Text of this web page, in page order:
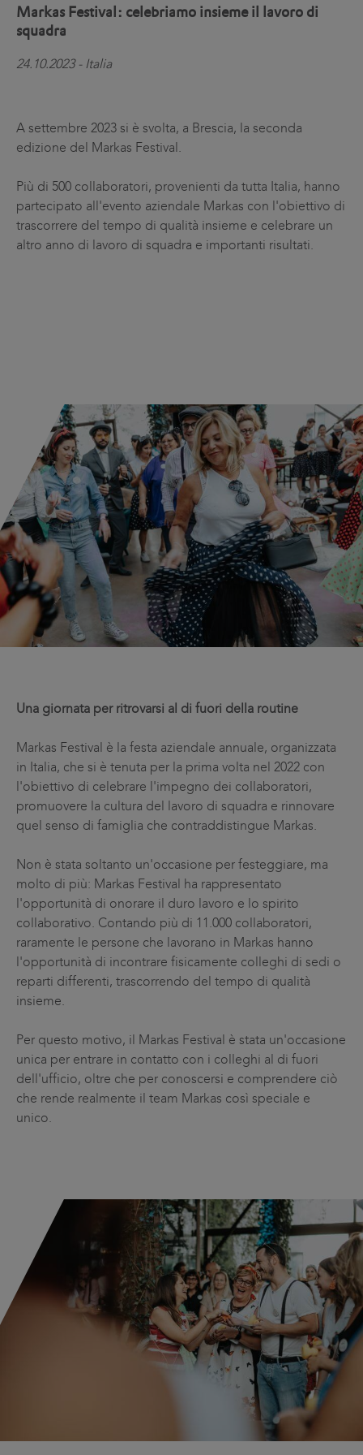
Markas Festival: celebriamo insieme il lavoro di
squadra
24.10.2023 - Italia
A settembre 2023 si è svolta, a Brescia, la seconda
edizione del Markas Festival.
Più di 500 collaboratori, provenienti da tutta Italia, hanno
partecipato all'evento aziendale Markas con l'obiettivo di
trascorrere del tempo di qualità insieme e celebrare un
altro anno di lavoro di squadra e importanti risultati.
Una giornata per ritrovarsi al di fuori della routine
Markas Festival è la festa aziendale annuale, organizzata
in Italia, che si è tenuta per la prima volta nel 2022 con
l'obiettivo di celebrare l'impegno dei collaboratori,
promuovere la cultura del lavoro di squadra e rinnovare
quel senso di famiglia che contraddistingue Markas.
Non è stata soltanto un'occasione per festeggiare, ma
molto di più: Markas Festival ha rappresentato
l'opportunità di onorare il duro lavoro e lo spirito
collaborativo. Contando più di 11.000 collaboratori,
raramente le persone che lavorano in Markas hanno
l'opportunità di incontrare fisicamente colleghi di sedi o
reparti differenti, trascorrendo del tempo di qualità
insieme.
Per questo motivo, il Markas Festival è stata un'occasione
unica per entrare in contatto con i colleghi al di fuori
dell'ufficio, oltre che per conoscersi e comprendere ciò
che rende realmente il team Markas così speciale e
unico.